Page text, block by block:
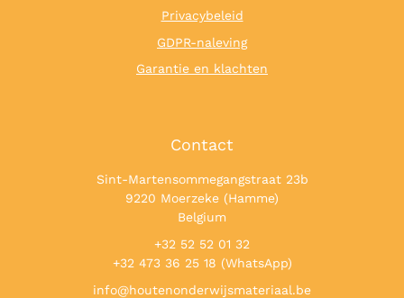
Privacybeleid
GDPR-naleving
Garantie en klachten
Contact
Sint-Martensommegangstraat 23b
9220 Moerzeke (Hamme)
Belgium
+32 52 52 01 32
+32 473 36 25 18 (WhatsApp)
info@houtenonderwijsmateriaal.be